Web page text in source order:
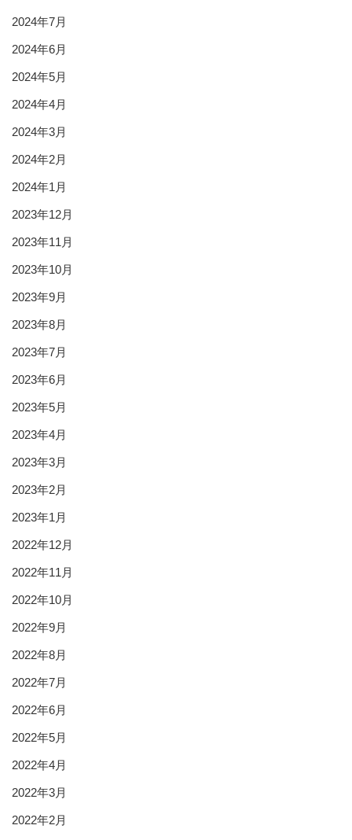
2024年7月
2024年6月
2024年5月
2024年4月
2024年3月
2024年2月
2024年1月
2023年12月
2023年11月
2023年10月
2023年9月
2023年8月
2023年7月
2023年6月
2023年5月
2023年4月
2023年3月
2023年2月
2023年1月
2022年12月
2022年11月
2022年10月
2022年9月
2022年8月
2022年7月
2022年6月
2022年5月
2022年4月
2022年3月
2022年2月